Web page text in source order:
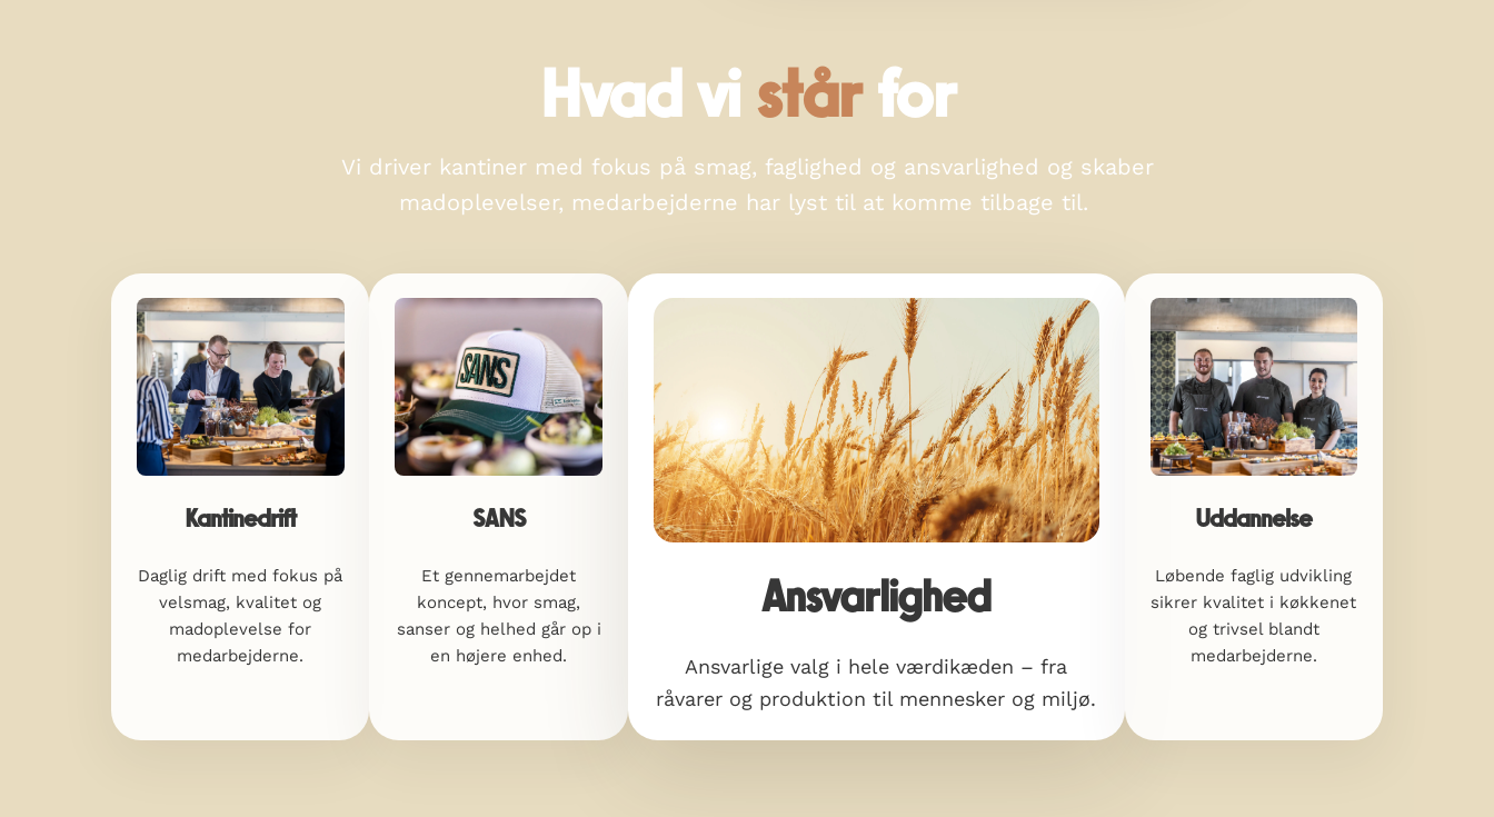
Hvad vi stårfor
Vi driver kantiner med fokus på smag, faglighed og ansvarlighed og skaber
madoplevelser, medarbejderne har lyst til at komme tilbage til.
Kantinedrift
Daglig drift med fokus på
velsmag, kvalitet og
madoplevelse for
medarbejderne.
SANS
Et gennemarbejdet
koncept, hvor smag,
sanser og helhed går op i
en højere enhed.
Ansvarlighed
Ansvarlige valg i hele
værdikæden – fra råvarer
mennesker og miljø.
Uddannelse
Løbende faglig udvikling sikrer kvalitet i
køkkenet og trivsel blandt medarbejderne.